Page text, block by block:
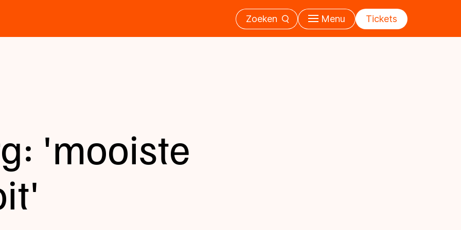
Zoeken Menu Tickets
'mooiste